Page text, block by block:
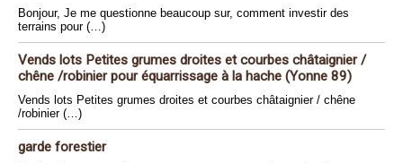
Bonjour, Je me questionne beaucoup sur, comment investir des
terrains pour (…)
Vends lots Petites grumes droites et courbes châtaignier /
chêne /robinier pour équarrissage à la hache (Yonne 89)
Vends lots Petites grumes droites et courbes châtaignier / chêne
/robinier (…)
garde forestier